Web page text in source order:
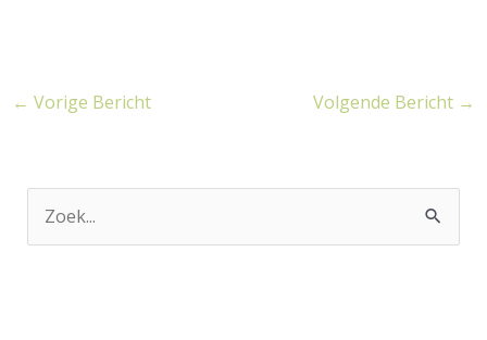
← Vorige Bericht Volgende Bericht →